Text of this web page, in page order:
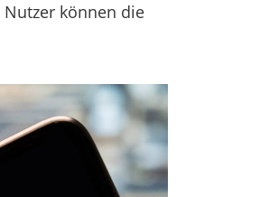
können die